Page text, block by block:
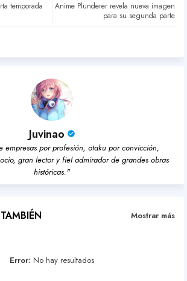
ter atsa
Anime Plunderer revela nueva imagen
para su segunda parte
temporada
Juvinao
empresas por profesión, otaku por convicción,
gran lector y fiel admirador de grandes obras
históricas."
Mostrar más
Error: No hay resultados